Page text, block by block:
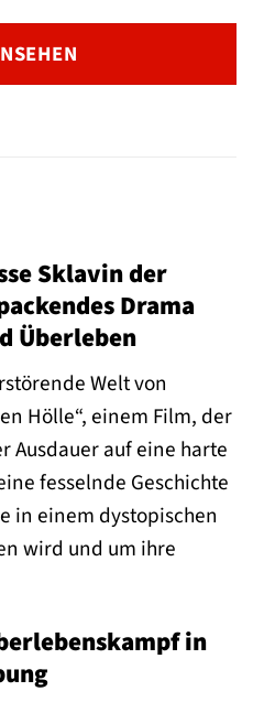
Sklavin der
Drama
Überleben
Welt von
Hölle“, einem Film, der
Ausdauer auf eine harte
fesselnde Geschichte
in einem dystopischen
wird und um ihre
in